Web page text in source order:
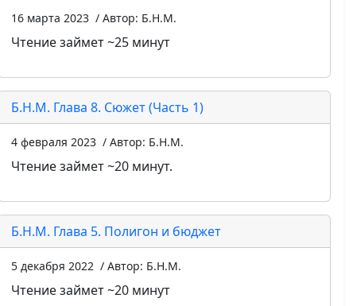
16 марта 2023 / Автор: Б.Н.М.
Чтение займет ~25 минут
Б.Н.М. Глава 8. Сюжет (Часть 1)
4 февраля 2023 / Автор: Б.Н.М.
Чтение займет ~20 минут.
Б.Н.М. Глава 5. Полигон и бюджет
5 декабря 2022 / Автор: Б.Н.М.
Чтение займет ~20 минут